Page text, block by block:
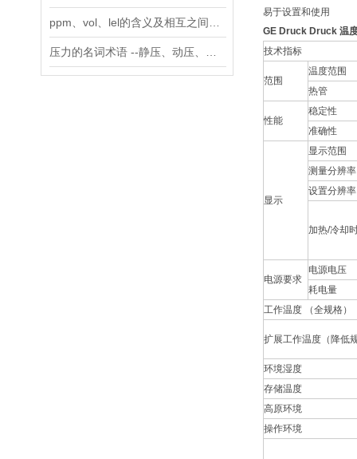
易于设置和使用
GE Druck Druck 温
技术指标
范围
温度范围
热管
性能
稳定性
准确性
显示
显示范围
测量分辨率
设置分辨率
加热/冷却
电源要求
电源电压
耗电量
工作温度 （全规格）
扩展工作温度（降低
环境湿度
存储温度
高原环境
操作环境